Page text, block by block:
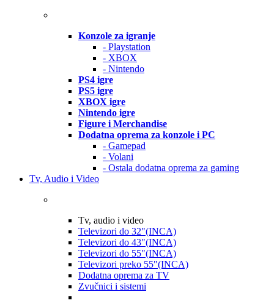
Konzole za igranje
- Playstation
- XBOX
- Nintendo
PS4 igre
PS5 igre
XBOX igre
Nintendo igre
Figure i Merchandise
Dodatna oprema za konzole i PC
- Gamepad
- Volani
- Ostala dodatna oprema za gaming
Tv, Audio i Video
Tv, audio i video
Televizori do 32"(INCA)
Televizori do 43"(INCA)
Televizori do 55"(INCA)
Televizori preko 55"(INCA)
Dodatna oprema za TV
Zvučnici i sistemi